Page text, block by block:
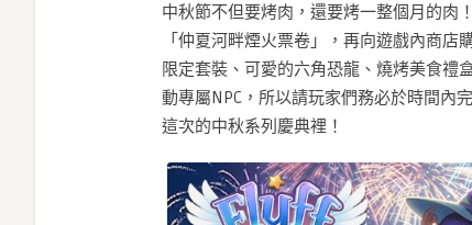
中秋節不但要烤肉，還要烤一整個月的肉
「仲夏河畔煙火票卷」，再向遊戲內商
限定套裝、可愛的六角恐龍、燒烤美食禮
動專屬NPC，所以請玩家們務必於時間內
這次的中秋系列慶典裡！